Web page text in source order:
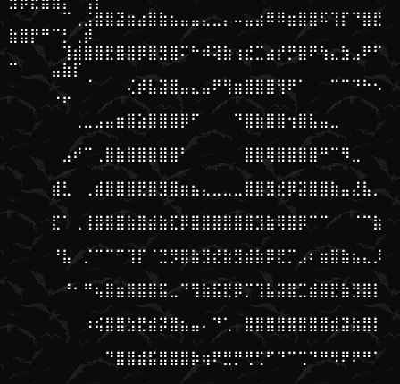
⠀⠀⠀⠀⠀⠉⢀⣨⣿⣿⣽⣶⣴⣿⣷⣦⣤⣤⣄⣀⡄⠤⣤⣴⠿⠿⣶⣿⣿⠯⢹⡏⠙⣿⣟
⣷⣿⡟⠛⠉⡃⢀⡾⠀
⠀⠀⠀⠀⠀⢹⣾⣿⣿⣟⣿⣿⡿⣿⣻⣿⠍⠓⠾⢽⣷⢰⣞⣉⣴⡞⡛⣿⠟⢳⣄⣳⣠⠟⠋
⠉⠀⠀⠀⣤⣷⡏⠀⠀
⠀⠀⠀⠀⠀⠀⠀⠈⠀⠀⠀⢌⡾⣧⣽⣿⣤⣄⣤⠟⢻⣶⣿⣿⣿⢻⠟⠁⠀⠀⠉⠉⠙⠓⠢
⠀⠀⠀⠀⠈⠋⠀⠀⠀
⠀⠀⠀⠀⠀⠀⢀⣀⣠⣤⣶⣿⣵⣿⣿⣿⡿⠋⠀⠀⠀⠙⣿⣷⣿⣿⢲⣿⣧⣤⣀⠀⠀⠀⠀
⠀⠀⠀⠀⠀⠀⠀⠀⠀
⠀⠀⠀⠀⠀⣠⠞⠉⢀⣿⣷⣿⣿⣿⣿⣿⠃⠀⠀⠀⠀⠀⣿⣿⢿⣿⣿⣿⣿⠛⠉⠻⣀⠀⠀
⠀⠀⠀⠀⠀⠀⠀⠀⠀
⠀⠀⠀⠀⣾⣃⠀⢀⣾⣿⣿⣿⣟⣿⣻⣿⣶⣦⣄⣀⣀⣀⣿⣿⣻⣞⡿⣽⣿⣿⣷⣤⣜⣧⡀
⠀⠀⠀⠀⠀⠀⠀⠀⠀
⠀⠀⠀⠀⣏⠁⢀⢸⣿⣿⣿⣷⣿⣾⣷⣏⡿⣿⣿⣿⣿⣿⣿⣹⣷⢿⣿⡿⠉⠉⠀⠀⠈⠉⣷
⠀⠀⠀⠀⠀⠀⠀⠀⠀
⠀⠀⠀⠀⠘⣧⠀⡈⠉⠉⠉⢹⡏⠈⣙⡻⣿⣷⣻⣞⣷⣻⣾⣷⡿⣟⡉⣠⠆⣶⣿⣷⣦⣄⡸
⠀⠀⠀⠀⠀⠀⠀⠀⠀
⠀⠀⠀⠀⠀⠘⠂⠛⢦⣿⣶⣿⣿⣿⣯⣀⠙⢻⣷⣯⣟⡿⡉⢹⣧⣽⣿⣉⣾⣿⣟⣷⣻⣿⡇
⠀⠀⠀⠀⠀⠀⠀⠀⠀
⠀⠀⠀⠀⠀⠀⠀⠰⢮⣿⣿⣳⣟⣾⡽⣿⣦⣤⠄⠙⢁⠀⣿⣿⣿⣿⣿⣿⣿⣿⣾⣽⣷⣿⡇
⠀⠀⠀⠀⠀⠀⠀⠀⠀
⠀⠀⠀⠀⠀⠀⠀⠀⠀⠙⣿⣿⣾⣯⣿⣿⣿⡷⢶⠟⣛⡛⢛⢋⠋⠙⠉⢉⠙⠛⠻⠟⠟⠛⠁
⠀⠀⠀⠀⠀⠀⠀⠀⠀